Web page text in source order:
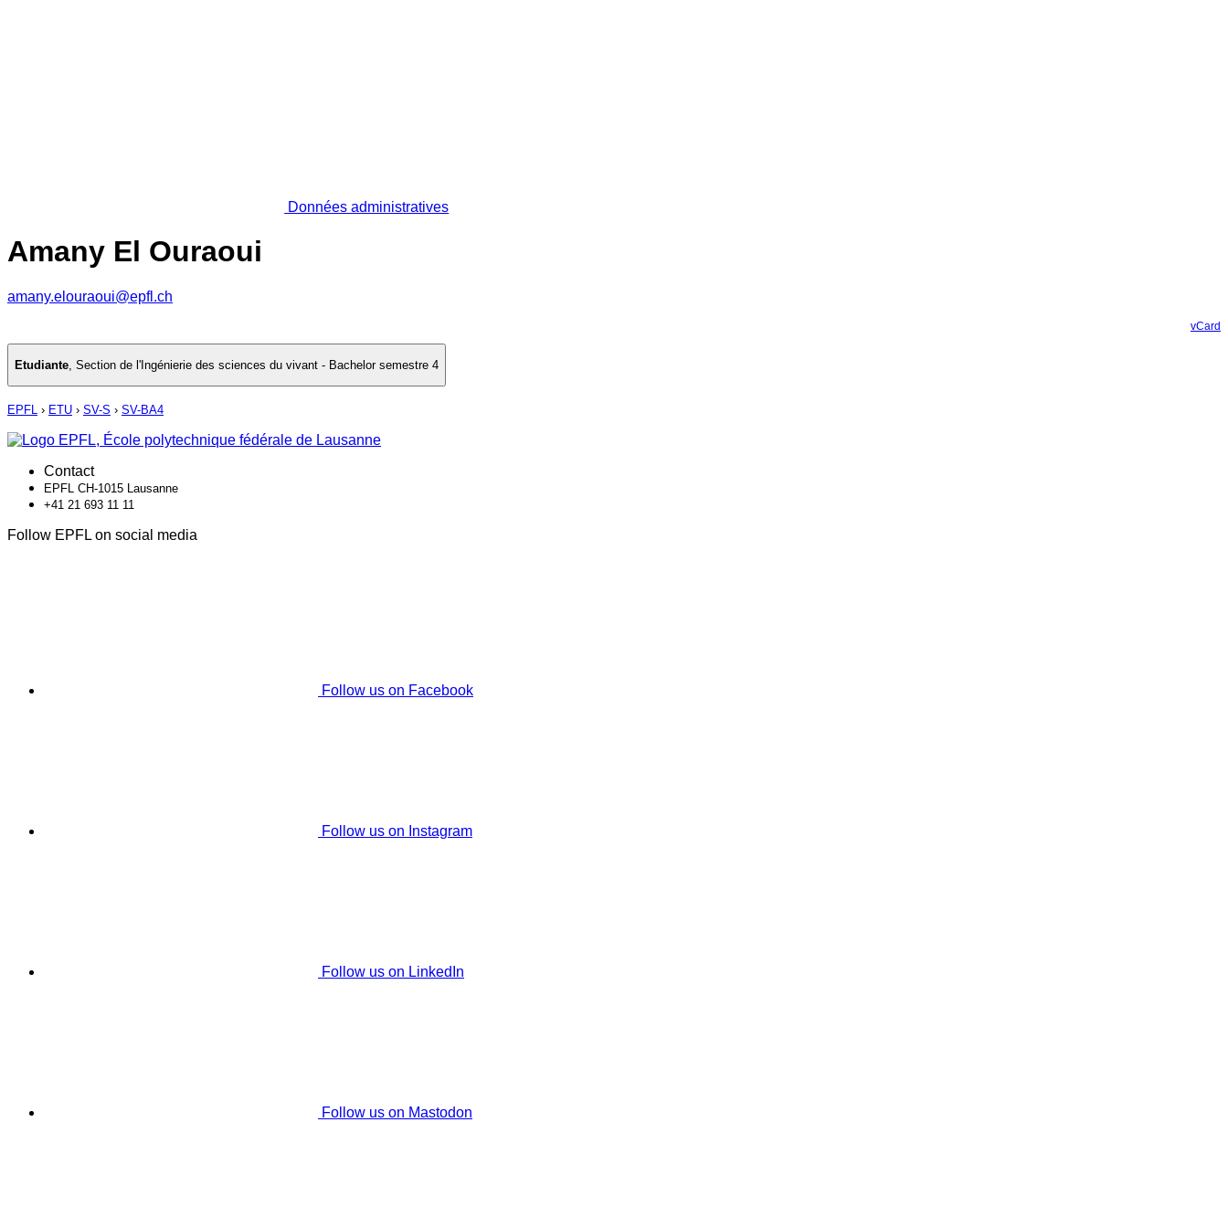
Données administratives
Amany El Ouraoui
amany.elouraoui@epfl.ch
vCard
Etudiante, Section de l'Ingénierie des sciences du vivant - Bachelor semestre 4
EPFL › ETU › SV-S › SV-BA4
Contact
EPFL CH-1015 Lausanne
+41 21 693 11 11
Follow EPFL on social media
Follow us on Facebook
Follow us on Instagram
Follow us on LinkedIn
Follow us on Mastodon